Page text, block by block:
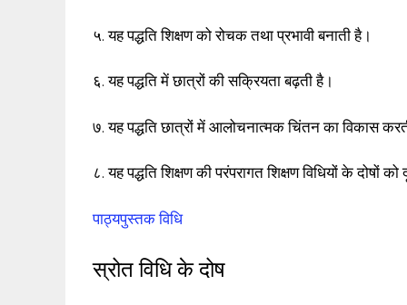
५. यह पद्धति शिक्षण को रोचक तथा प्रभावी बनाती है।
६. यह पद्धति में छात्रों की सक्रियता बढ़ती है।
७. यह पद्धति छात्रों में आलोचनात्मक चिंतन का विकास
८. यह पद्धति शिक्षण की परंपरागत शिक्षण विधियों के दोषों
पाठ्यपुस्तक विधि
स्रोत विधि के दोष